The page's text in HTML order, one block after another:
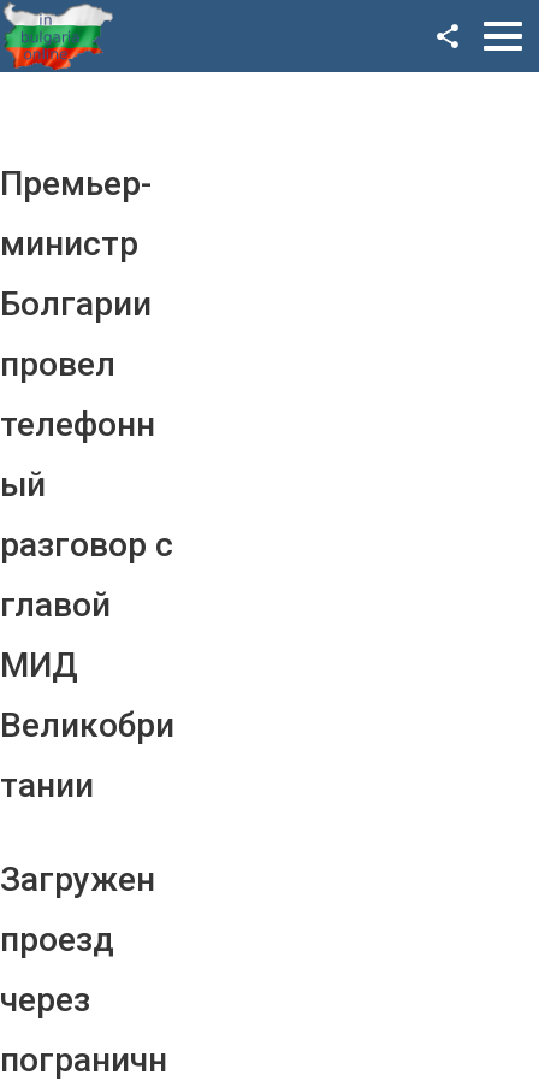
Премьер-
министр
Болгарии
провел
телефонн
ый
разговор с
главой
МИД
Великобри
тании
Загружен
проезд
через
пограничн